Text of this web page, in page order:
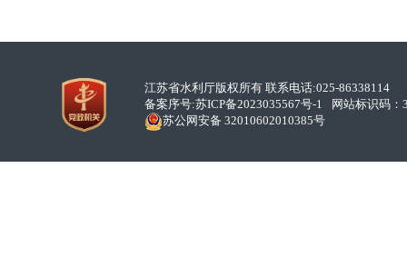
江苏省水利厅版权所有 联系电话:025-86338114
备案序号:苏ICP备2023035567号-1
网站标识码：
苏公网安备 32010602010385号